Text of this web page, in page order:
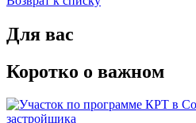
Для вас
Коротко о важном